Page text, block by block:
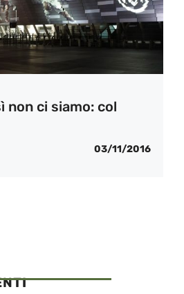
non ci siamo: col
03/11/2016